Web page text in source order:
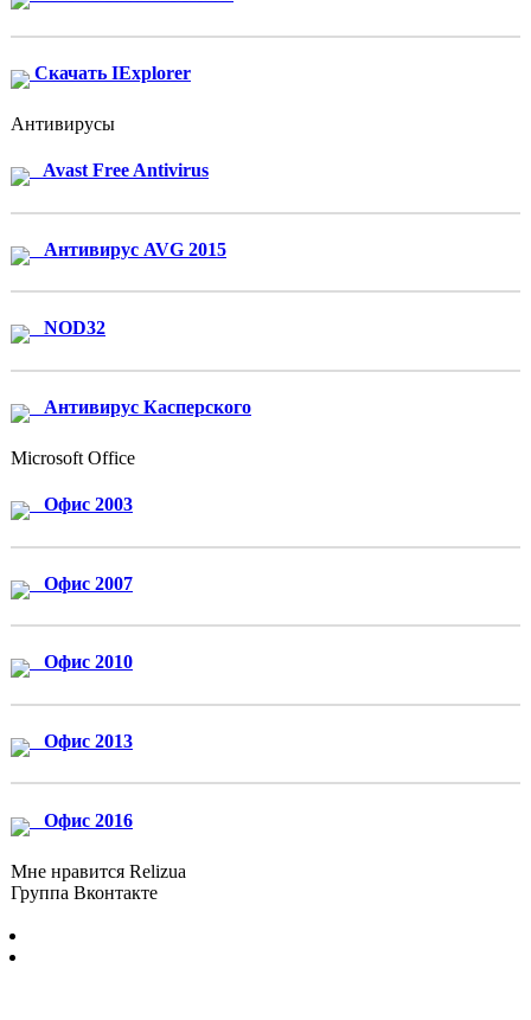
Скачать IExplorer
Антивирусы
Avast Free Antivirus
Антивирус AVG 2015
NOD32
Антивирус Касперского
Microsoft Office
Офис 2003
Офис 2007
Офис 2010
Офис 2013
Офис 2016
Мне нравится Relizua
Группа Вконтакте